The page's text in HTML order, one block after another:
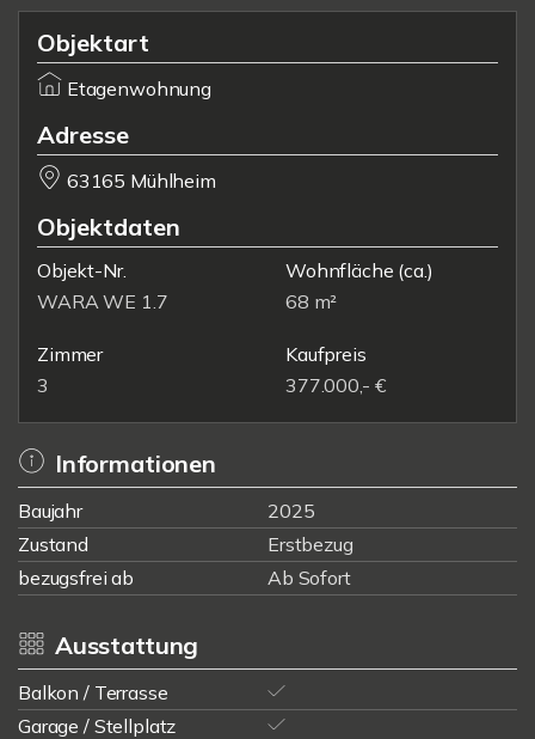
Objektart
Etagenwohnung
Adresse
63165 Mühlheim
Objektdaten
Objekt-Nr.
WARA WE 1.7
Wohnfläche (ca.)
68 m²
Zimmer
3
Kaufpreis
377.000,- €
Informationen
Baujahr
2025
Zustand
Erstbezug
bezugsfrei ab
Ab Sofort
Ausstattung
Balkon / Terrasse
Garage / Stellplatz